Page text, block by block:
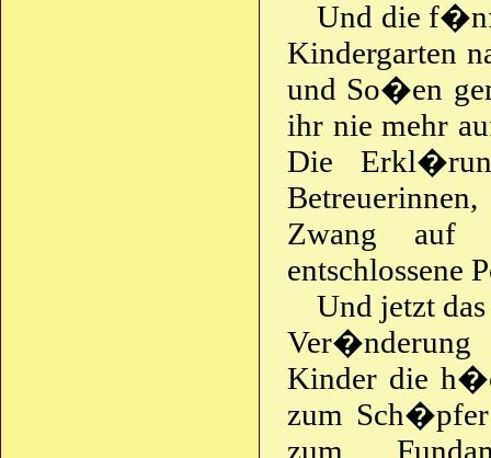
Und die
Kindergarten
und So�en
ihr nie mehr
Die
Zwang auf
entschlossene
Und jetzt
Ver�nderung
Kinder die
zum
zum